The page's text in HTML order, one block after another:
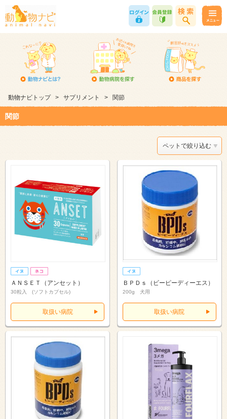
動物ナビトップ > サプリメント > 関節
関節
ペットで絞り込む
ＡＮＳＥＴ（アンセット）
30粒入 (ソフトカプセル)
取扱い病院
ＢＰＤｓ（ビーピーディーエス）
200g 犬用
取扱い病院